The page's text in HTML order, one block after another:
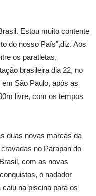
Estou muito contente
do nosso País”,diz. Aos
os paratletas,
brasileira dia 22, no
São Paulo, após as
livre, com os tempos
duas novas marcas da
no Parapan do
com as novas
o nadador
na piscina para os